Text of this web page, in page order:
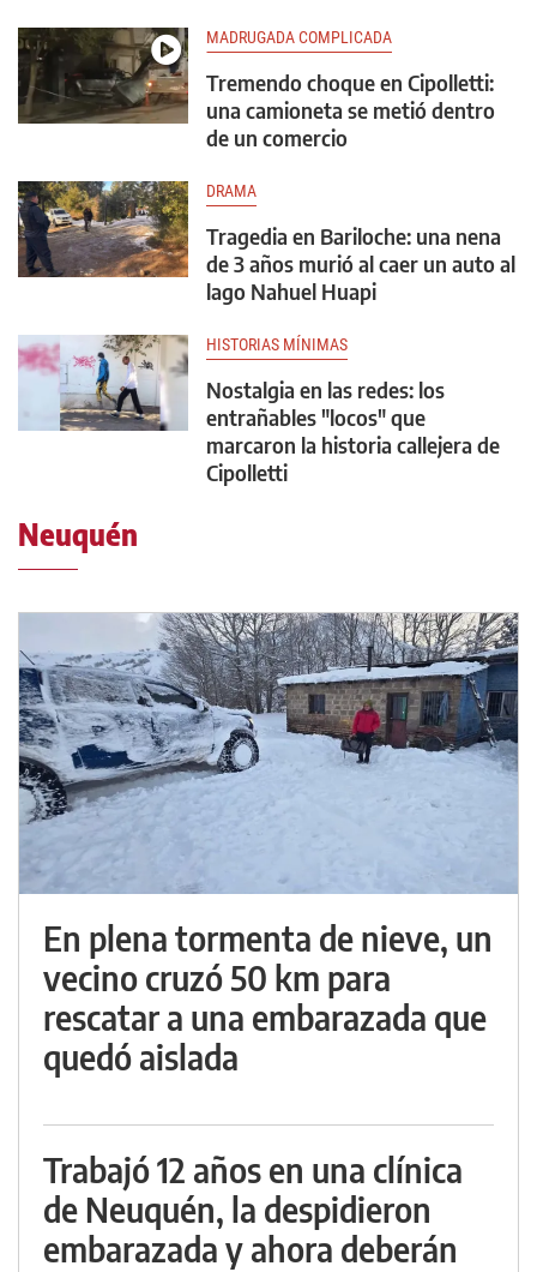
MADRUGADA COMPLICADA
Tremendo choque en Cipolletti:
una camioneta se metió dentro
de un comercio
DRAMA
Tragedia en Bariloche: una nena
de 3 años murió al caer un auto al
lago Nahuel Huapi
HISTORIAS MÍNIMAS
Nostalgia en las redes: los
entrañables "locos" que
marcaron la historia callejera de
Cipolletti
Neuquén
En plena tormenta de nieve, un
vecino cruzó 50 km para
rescatar a una embarazada que
quedó aislada
Trabajó 12 años en una clínica
de Neuquén, la despidieron
embarazada y ahora deberán